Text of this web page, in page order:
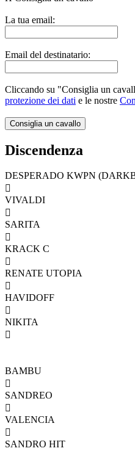
La tua email:
Email del destinatario:
Cliccando su "Consiglia un
protezione dei dati e le nostre
Discendenza
DESPERADO KWPN

VIVALDI

SARITA

KRACK C

RENATE UTOPIA

HAVIDOFF

NIKITA

BAMBU

SANDREO

VALENCIA

SANDRO HIT